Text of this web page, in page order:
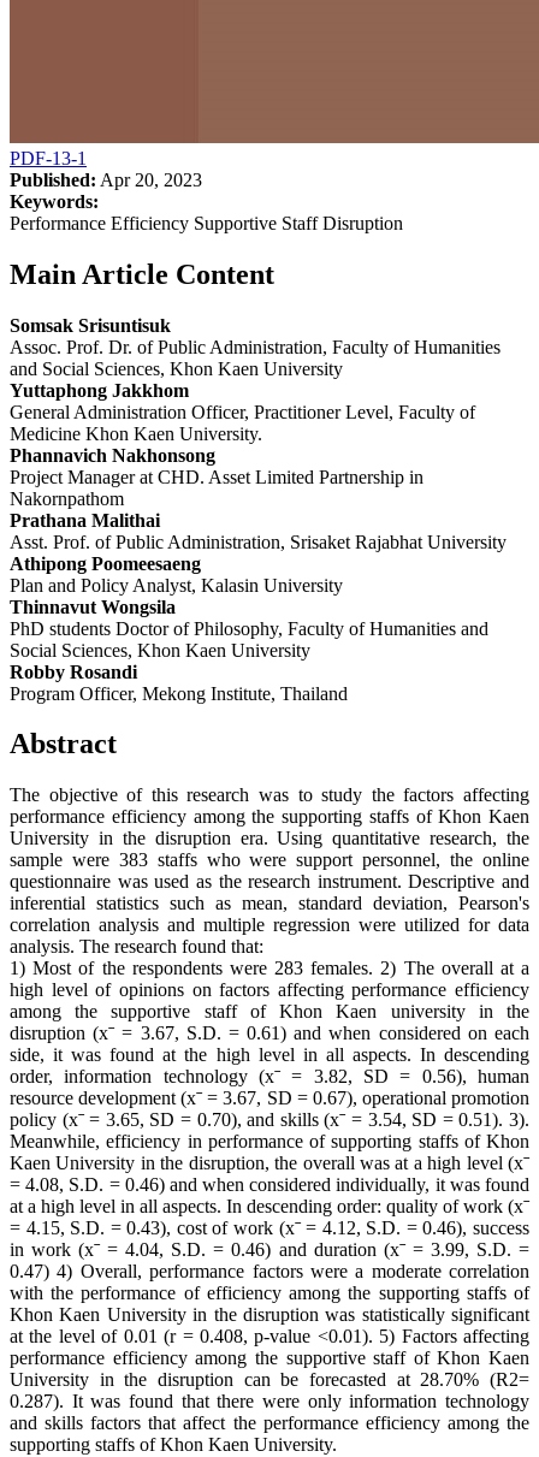
PDF-13-1
Published: Apr 20, 2023
Keywords:
Performance Efficiency Supportive Staff Disruption
Main Article Content
Somsak Srisuntisuk
Assoc. Prof. Dr. of Public Administration, Faculty of Humanities
and Social Sciences, Khon Kaen University
Yuttaphong Jakkhom
General Administration Officer, Practitioner Level, Faculty of
Medicine Khon Kaen University.
Phannavich Nakhonsong
Project Manager at CHD. Asset Limited Partnership in
Nakornpathom
Prathana Malithai
Asst. Prof. of Public Administration, Srisaket Rajabhat University
Athipong Poomeesaeng
Plan and Policy Analyst, Kalasin University
Thinnavut Wongsila
PhD students Doctor of Philosophy, Faculty of Humanities and
Social Sciences, Khon Kaen University
Robby Rosandi
Program Officer, Mekong Institute, Thailand
Abstract
The objective of this research was to study the factors affecting
performance efficiency among the supporting staffs of Khon Kaen
University in the disruption era. Using quantitative research, the
sample were 383 staffs who were support personnel, the online
questionnaire was used as the research instrument. Descriptive and
inferential statistics such as mean, standard deviation, Pearson's
correlation analysis and multiple regression were utilized for data
analysis. The research found that:
1) Most of the respondents were 283 females. 2) The overall at a
high level of opinions on factors affecting performance efficiency
among the supportive staff of Khon Kaen university in the
disruption (xˉ = 3.67, S.D. = 0.61) and when considered on each
side, it was found at the high level in all aspects. In descending
order, information technology (xˉ = 3.82, SD = 0.56), human
resource development (xˉ = 3.67, SD = 0.67), operational promotion
policy (xˉ = 3.65, SD = 0.70), and skills (xˉ = 3.54, SD = 0.51). 3).
Meanwhile, efficiency in performance of supporting staffs of Khon
Kaen University in the disruption, the overall was at a high level (xˉ
= 4.08, S.D. = 0.46) and when considered individually, it was found
at a high level in all aspects. In descending order: quality of work (xˉ
= 4.15, S.D. = 0.43), cost of work (xˉ = 4.12, S.D. = 0.46), success
in work (xˉ = 4.04, S.D. = 0.46) and duration (xˉ = 3.99, S.D. =
0.47) 4) Overall, performance factors were a moderate correlation
with the performance of efficiency among the supporting staffs of
Khon Kaen University in the disruption was statistically significant
at the level of 0.01 (r = 0.408, p-value <0.01). 5) Factors affecting
performance efficiency among the supportive staff of Khon Kaen
University in the disruption can be forecasted at 28.70% (R2=
0.287). It was found that there were only information technology
and skills factors that affect the performance efficiency among the
supporting staffs of Khon Kaen University.